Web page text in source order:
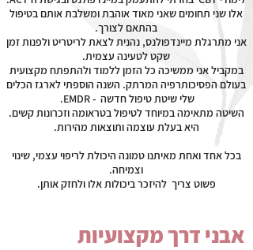
אלו שני תחומים שאני מאוד אוהבת ומשלבת אותם בטיפול
בהתאם לצורך.
אני מתרגלת מיינדפולנס, נהנית לצאת לריטריט ולפנות זמן
שקט לטעינה עצמית.
במקביל אני ממשיכה כל הזמן ללמוד ולהתפתח מקצועית
בעולם הפסיכותרפיה המרתק. השנה הוספתי לארגז הכלים
שלי שיטת טיפול חדשה - EMDR.
השיטה מתאימה במיוחד לטיפול בטראומה וזכרונות קשים.
היא בעלת עוצמה ותוצאות מהירות.
בכל אחד ואחת מאיתנו טמונה היכולת לריפוי עצמי, שינוי
וצמיחה.
פשוט צריך להיזכר ביכולות אלו ולחזק אותן.
אבני דרך מקצועיות